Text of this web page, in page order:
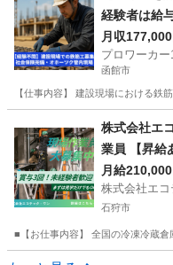
経験者は給
月収
プロワーカー
函館市
【仕事内容】 建設現場における鉄
その他
株式会社エ
業員 【昇給
月給
株式会社エ
石狩市
■【お仕事内容】 全国の冷凍冷蔵
北海道 石狩市